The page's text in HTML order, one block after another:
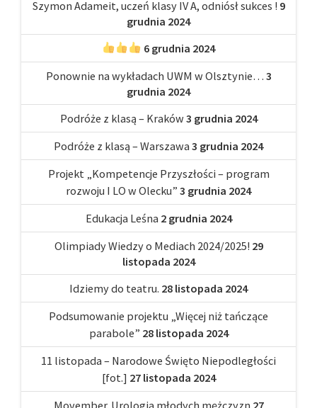
Szymon Adameit, uczeń klasy IV A, odniósł sukces ! 9
grudnia 2024
6 grudnia 2024
Ponownie na wykładach UWM w Olsztynie… 3
grudnia 2024
Podróże z klasą – Kraków 3 grudnia 2024
Podróże z klasą – Warszawa 3 grudnia 2024
Projekt „Kompetencje Przyszłości – program
rozwoju I LO w Olecku” 3 grudnia 2024
Edukacja Leśna 2 grudnia 2024
Olimpiady Wiedzy o Mediach 2024/2025! 29
listopada 2024
Idziemy do teatru. 28 listopada 2024
Podsumowanie projektu „Więcej niż tańczące
parabole” 28 listopada 2024
11 listopada – Narodowe Święto Niepodległości
[fot.] 27 listopada 2024
Movember. Urologia młodych mężczyzn 27